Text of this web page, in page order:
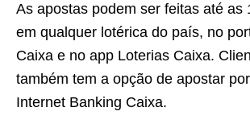
As apostas podem ser feitas até as
em qualquer lotérica do país, no
Caixa e no app Loterias Caixa.
também tem a opção de apostar
Internet Banking Caixa.